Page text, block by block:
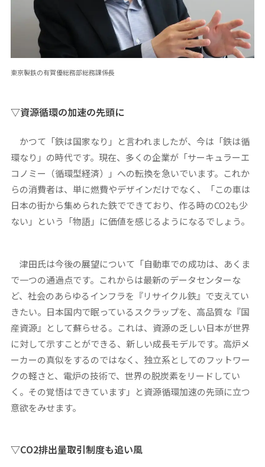
東京製鉄の有賀優総務部総務課係長
▽資源循環の加速の先頭に
かつて「鉄は国家なり」と言われましたが、今は「鉄は循
環なり」の時代です。現在、多くの企業が「サーキュラーエ
コノミー（循環型経済）」への転換を急いでいます。これか
らの消費者は、単に燃費やデザインだけでなく、「この車は
日本の街から集められた鉄でできており、作る時のCO2も少
ない」という「物語」に価値を感じるようになるでしょう。
津田氏は今後の展望について「自動車での成功は、あくま
で一つの通過点です。これからは最新のデータセンターな
ど、社会のあらゆるインフラを『リサイクル鉄』で支えてい
きたい。日本国内で眠っているスクラップを、高品質な『国
産資源』として蘇らせる。これは、資源の乏しい日本が世界
に対して示すことができる、新しい成長モデルです。高炉メ
ーカーの真似をするのではなく、独立系としてのフットワー
クの軽さと、電炉の技術で、世界の脱炭素をリードしてい
く。その覚悟はできています」と資源循環加速の先頭に立つ
意欲をみせます。
▽CO2排出量取引制度も追い風